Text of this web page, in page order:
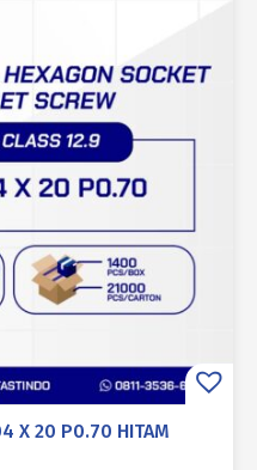
X 20 P0.70 HITAM